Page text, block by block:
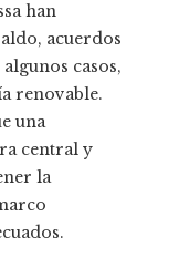
han
acuerdos
casos,
renovable.
una
central y
la